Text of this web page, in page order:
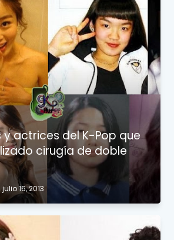
actrices del K-Pop que
cirugía de doble
julio 16, 2013